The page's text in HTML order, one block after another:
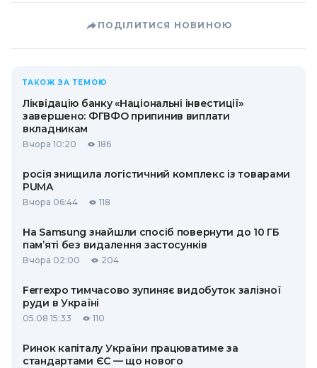
ПОДІЛИТИСЯ НОВИНОЮ
ТАКОЖ ЗА ТЕМОЮ
Ліквідацію банку «Національні інвестиції»
завершено: ФГВФО припинив виплати
вкладникам
Вчора 10:20 186
росія знищила логістичний комплекс із товарами
PUMA
Вчора 06:44 118
На Samsung знайшли спосіб повернути до 10 ГБ
пам’яті без видалення застосунків
Вчора 02:00 204
Ferrexpo тимчасово зупиняє видобуток залізної
руди в Україні
05.08 15:33 110
Ринок капіталу України працюватиме за
стандартами ЄС — що нового